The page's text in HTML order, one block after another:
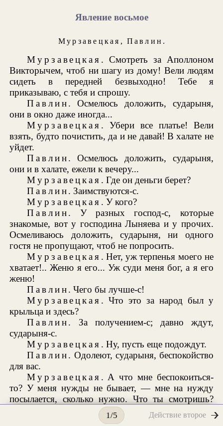
Явление восьмое
Мурзавецкая , Павлин .
Мурзавецкая . Смотреть за Аполлоном
Викторычем, чтоб ни шагу из дому! Вели людям
сидеть в передней безвыходно! Тебе я
приказываю, с тебя и спрошу.
Павлин. Осмелюсь доложить, сударыня,
они в окно даже иногда...
Мурзавецкая . Убери все платье! Вели
взять, будто почистить, да и не давай! В халате не
уйдет.
Павлин. Осмелюсь доложить, сударыня,
они и в халате, ежели к вечеру...
Мурзавецкая . Где он деньги берет?
Павлин. Заимствуются-с.
Мурзавецкая . У кого?
Павлин. У разных господ-с, которые
знакомые, вот у господина Лыняева и у прочих.
Осмеливаюсь доложить, сударыня, ни одного
гостя не пропущают, чтоб не попросить.
Мурзавецкая . Нет, уж терпенья моего не
хватает!.. Женю я его... Уж суди меня бог, а я его
женю!
Павлин. Чего бы лучше-с!
Мурзавецкая . Что это за народ был у
крыльца и здесь?
Павлин. За получением-с; давно ждут,
сударыня-с.
Мурзавецкая . Ну, пусть еще подождут.
Павлин. Одолеют, сударыня, беспокойство
для вас.
Мурзавецкая . А что мне беспокоиться-
то? У меня нужды не бывает, — мне на нужду
посылается, сколько нужно. Что ты смотришь?
Да, сколько нужно, столько и пошлется:
понадобится мне тысяча, будет тысяча,
1/5 Действие второе